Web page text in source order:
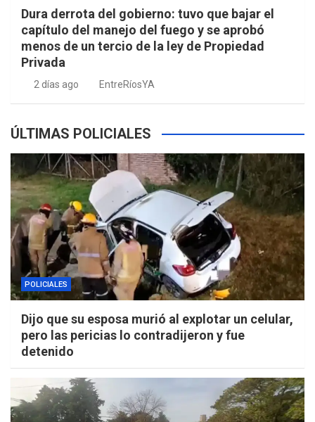
Dura derrota del gobierno: tuvo que bajar el
capítulo del manejo del fuego y se aprobó
menos de un tercio de la ley de Propiedad
Privada
2 días ago EntreRíosYA
ÚLTIMAS POLICIALES
POLICIALES
Dijo que su esposa murió al explotar un celular,
pero las pericias lo contradijeron y fue
detenido